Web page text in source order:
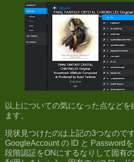
以上についての気になった点など
ます。
現状見つけたのは上記の3つなので
GoogleAccount の ID と Password
段階認証をONにするなりして固有